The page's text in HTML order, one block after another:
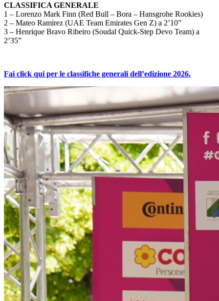
CLASSIFICA GENERALE
1 – Lorenzo Mark Finn (Red Bull – Bora – Hansgrohe Rookies)
2 – Mateo Ramirez (UAE Team Emirates Gen Z) a 2’10”
3 – Henrique Bravo Ribeiro (Soudal Quick-Step Devo Team) a
2’35”
Fai click qui per le classifiche generali dell’edizione 2026.